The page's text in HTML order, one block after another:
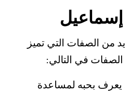
من الصفات التي تميز
في التالي:
يعرف بحبه لمساعدة